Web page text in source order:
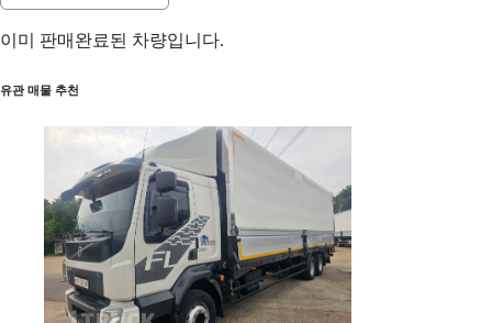
이미 판매완료된 차량입니다.
유관 매물 추천